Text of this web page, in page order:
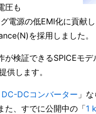
圧も
電源の低EMI化に貢献し
を採用しました。
検証できるSPICEモデ
供します。
DCコンバーター 」
た、すでに公開中の「1